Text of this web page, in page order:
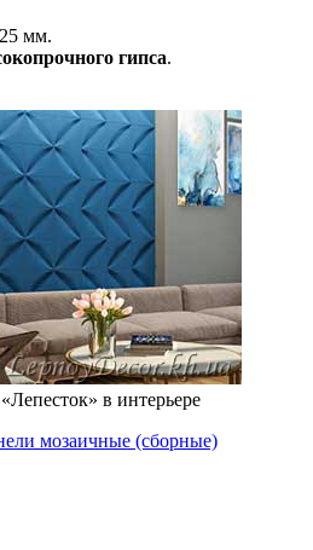
мм.
гипса.
в интерьере
мозаичные (сборные)